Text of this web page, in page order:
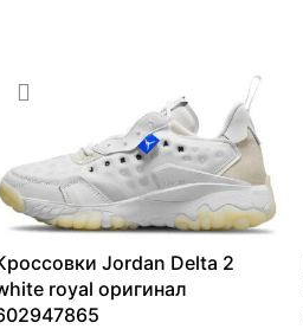
Jordan Delta 2
royal оригинал